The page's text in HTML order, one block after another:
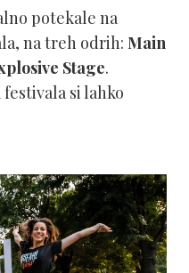
potekale na
na treh odrih: Main
Stage.
si lahko